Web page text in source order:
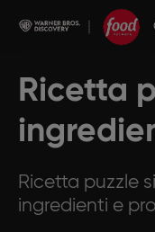
Ricetta
Ricetta puzzle
ingredienti e